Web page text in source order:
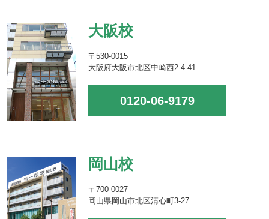
大阪校
〒530-0015
大阪府大阪市北区中崎西2-4-41
0120-06-9179
岡山校
〒700-0027
岡山県岡山市北区清心町3-27